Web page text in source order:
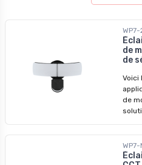
de
de
Voici
de